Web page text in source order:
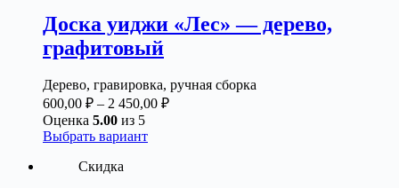
можно
выбрать
на
товара.
Доска уиджи «Лес» — дерево,
графитовый
Дерево, гравировка, ручная сборка
600,00 ₽ – 2 450,00 ₽Диапазон
Оценка 5.00 из 5
Выбрать вариантЭтот
Скидка